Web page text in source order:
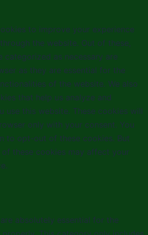
to improve your experience
the website. Out of these,
categorized as necessary are
as they are essential for the
of the website. We also
that help us analyze and
use this website. These cookies will
only with your consent. You
to opt-out of these cookies. But
these cookies may affect your
absolutely essential for the